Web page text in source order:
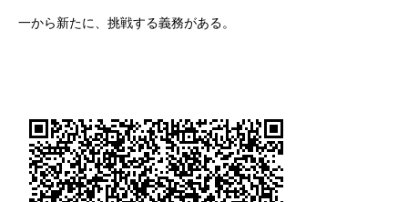
一から新たに、挑戦する義務がある。